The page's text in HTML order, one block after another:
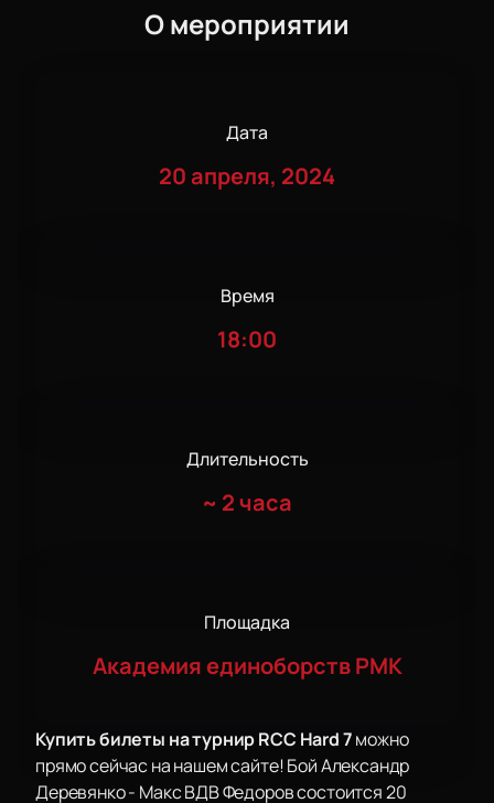
О мероприятии
Дата
20 апреля, 2024
Время
18:00
Длительность
~ 2 часа
Площадка
Академия единоборств РМК
Купить билеты на турнир RCC Hard 7можно
прямо сейчас на нашем сайте! Бой Александр
Деревянко - Макс ВДВ Федоров состоится 20